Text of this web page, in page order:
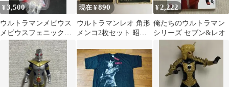
¥3,500
ウルトラマンメビウス
メビウスフェニックス
ブレイブ 限定カラー
ソフビ
現在 ¥890
ウルトラマンレオ 角形
メンコ2枚セット 昭和
¥2,222
俺たちのウルトラマン
シリーズ セブン&レオ